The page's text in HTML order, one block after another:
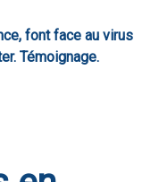
font face au virus
Témoignage.